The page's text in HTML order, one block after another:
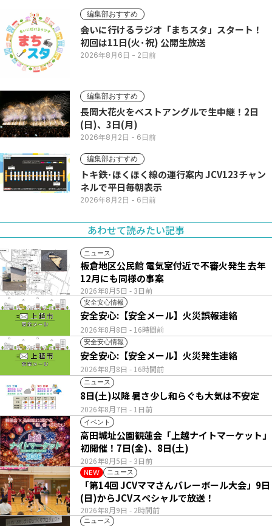
編集部おすすめ
会いに行けるラジオ「まちスタ」スタート！
初回は11日(火･祝) 公開生放送
2026年8月6日 - 2日前
編集部おすすめ
長岡大花火をベストアングルで生中継！2日
(日)、3日(月)
2026年8月2日 - 6日前
編集部おすすめ
トキ鉄･ほくほく線の運行案内 JCV123チャン
ネルで平日毎朝表示
2026年8月2日 - 6日前
あわせて読みたい記事
ニュース
2026年8月5日 - 3日前
板倉地区公民館 電気室付近で不審火発生 去年
12月にも同様の事案
安全安心情報
2026年8月8日 - 16時間前
安全安心:【安全メール】火災誤報連絡
安全安心情報
2026年8月8日 - 16時間前
安全安心:【安全メール】火災発生連絡
ニュース
2026年8月7日 - 1日前
8日(土)以降 暑さ少し和らぐも大気は不安定
イベント
2026年8月5日 - 3日前
高田城址公園観蓮会「上越ナイトマーケット」
初開催！7日(金)、8日(土)
NEW ニュース
2026年8月9日 - 2時間前
「第14回 JCVママさんバレーボール大会」9日
(日)からJCVスペシャルで放送！
ニュース